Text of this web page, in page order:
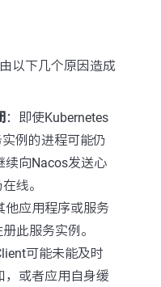
以下几个原因造成
：即使Kubernetes
例的进程可能仍
续向Nacos发送心
线。
他应用程序或服务
此服务实例。
可能未能及时
，或者应用自身缓